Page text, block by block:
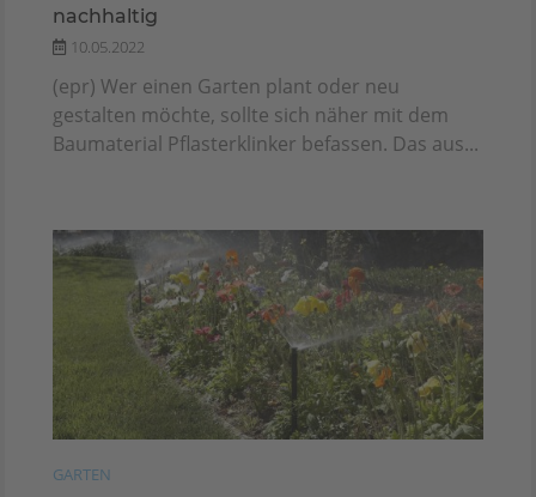
nachhaltig
10.05.2022
(epr) Wer einen Garten plant oder neu
gestalten möchte, sollte sich näher mit dem
Baumaterial Pflasterklinker befassen. Das aus...
GARTEN